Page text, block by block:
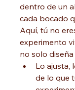
dentro de un
cada bocado
Aquí, tú no
experimento
no solo diseña
Lo ajusta,
de lo que